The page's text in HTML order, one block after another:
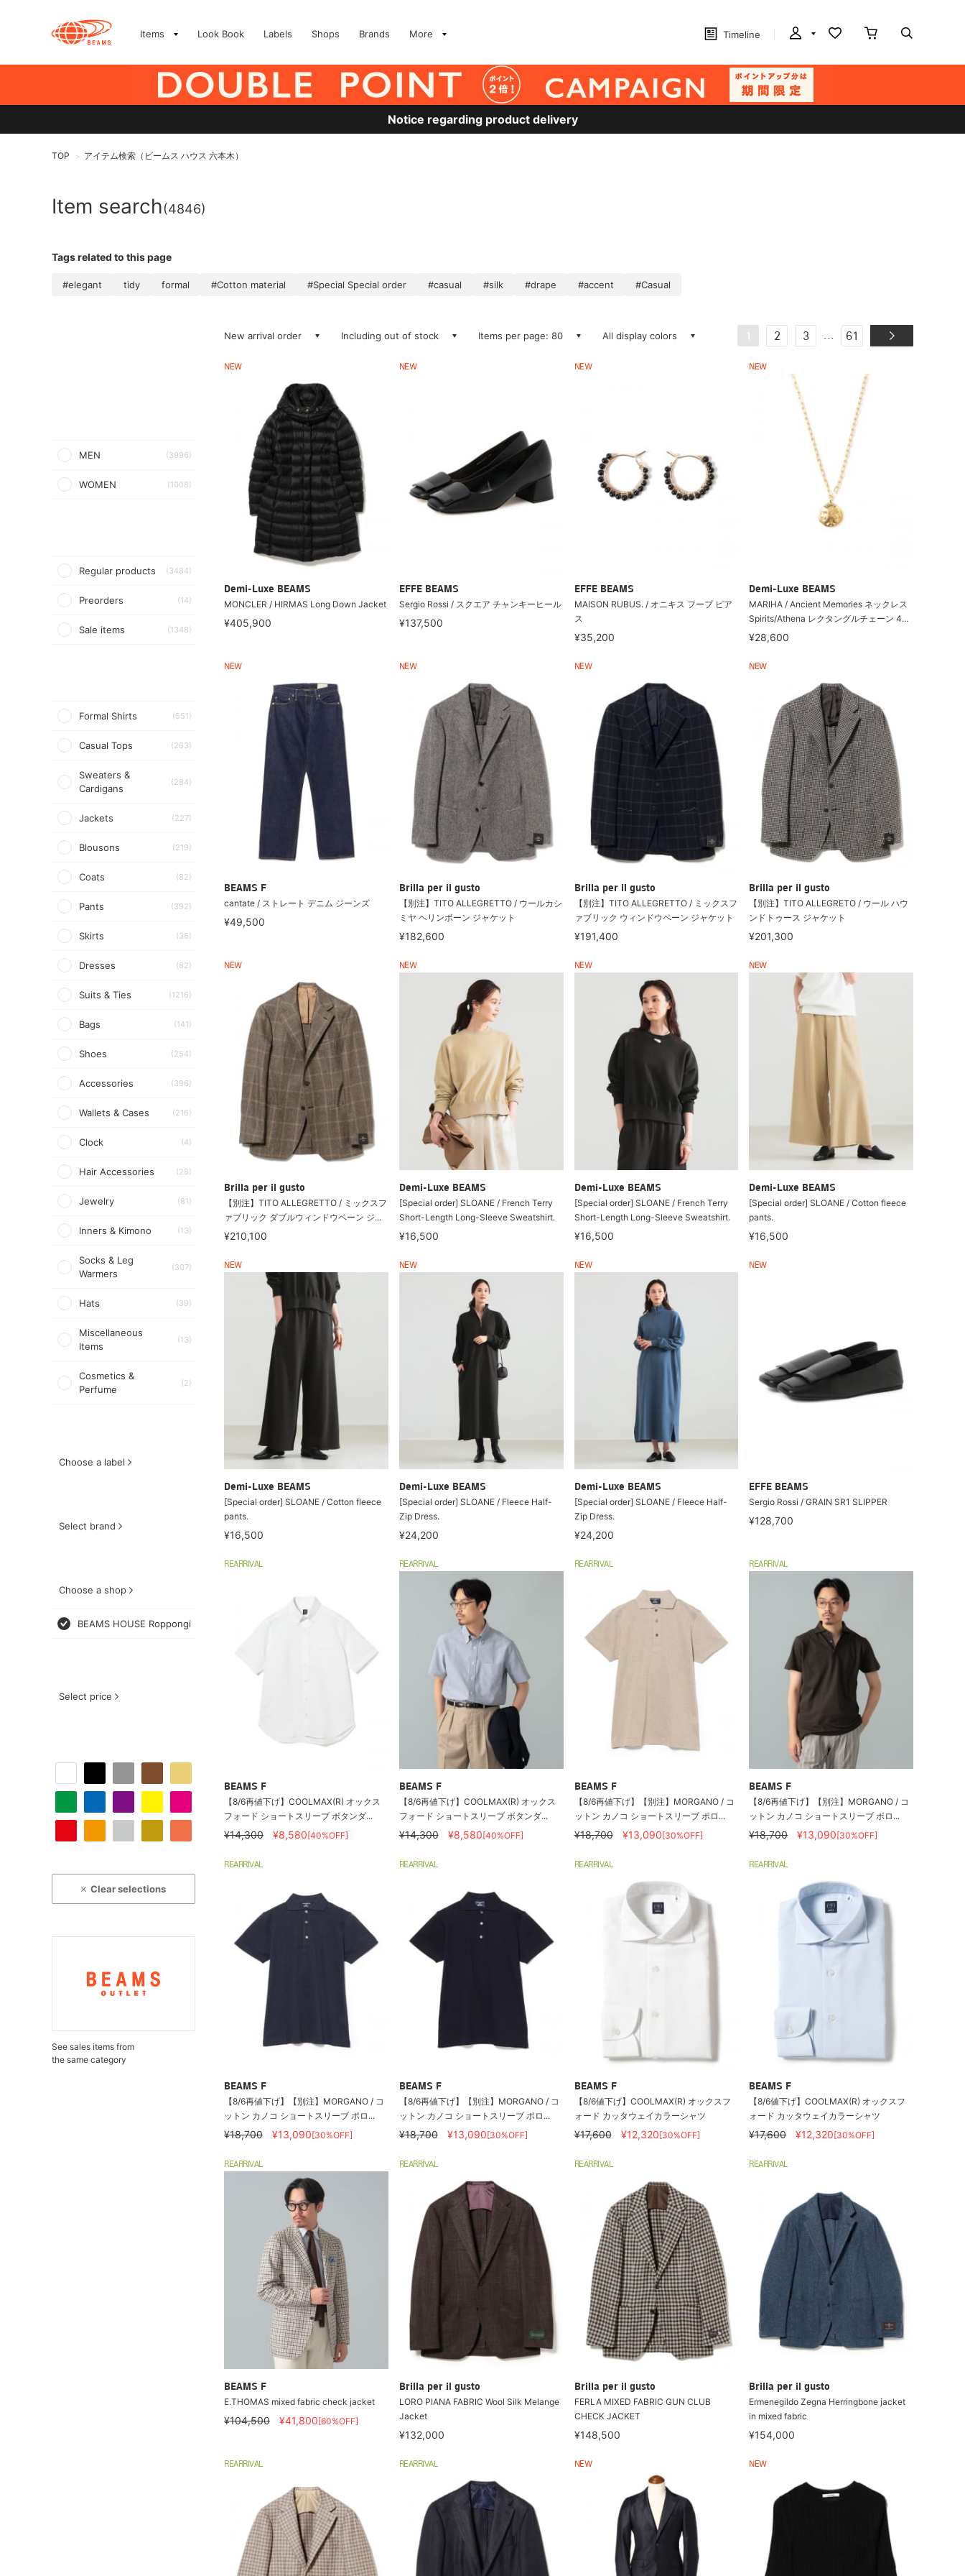
Items Look Book Labels Shops Brands More Timeline
Notice regarding product delivery
TOP > アイテム検索（ビームス ハウス 六本木）
Item search(4846)
Tags related to this page
#elegant tidy formal #Cotton material #Special Special order #casual #silk #drape #accent #Casual
MEN (3996)
WOMEN (1008)
Regular products (3484)
Preorders (14)
Sale items (1348)
Formal Shirts (551)
Casual Tops (263)
Sweaters &
Cardigans
(284)
Jackets (227)
Blousons (219)
Coats (82)
Pants (392)
Skirts (36)
Dresses (82)
Suits & Ties (1216)
Bags (141)
Shoes (254)
Accessories (396)
Wallets & Cases (216)
Clock (4)
Hair Accessories (28)
Jewelry (81)
Inners & Kimono (13)
Socks & Leg
Warmers
(307)
Hats (39)
Miscellaneous
Items
(13)
Cosmetics &
Perfume
(2)
Choose a label
Select brand
Choose a shop
BEAMS HOUSE Roppongi
Select price
Clear selections
See sales items from
the same category
New arrival order Including out of stock Items per page: 80 All display colors 1 2 3 ... 61
NEW
Demi-Luxe BEAMS
MONCLER / HIRMAS Long Down Jacket
¥405,900
NEW
EFFE BEAMS
Sergio Rossi / スクエア チャンキーヒール
¥137,500
NEW
EFFE BEAMS
MAISON RUBUS. / オニキス フープ ピア
ス
¥35,200
NEW
Demi-Luxe BEAMS
MARIHA / Ancient Memories ネックレス
Spirits/Athena レクタングルチェーン 4...
¥28,600
NEW
BEAMS F
cantate / ストレート デニム ジーンズ
¥49,500
NEW
Brilla per il gusto
【別注】TITO ALLEGRETTO / ウールカシ
ミヤ ヘリンボーン ジャケット
¥182,600
NEW
Brilla per il gusto
【別注】TITO ALLEGRETTO / ミックスフ
ァブリック ウィンドウペーン ジャケット
¥191,400
NEW
Brilla per il gusto
【別注】TITO ALLEGRETO / ウール ハウ
ンドトゥース ジャケット
¥201,300
NEW
Brilla per il gusto
【別注】TITO ALLEGRETTO / ミックスフ
ァブリック ダブルウィンドウペーン ジ...
¥210,100
NEW
Demi-Luxe BEAMS
[Special order] SLOANE / French Terry
Short-Length Long-Sleeve Sweatshirt.
¥16,500
NEW
Demi-Luxe BEAMS
[Special order] SLOANE / French Terry
Short-Length Long-Sleeve Sweatshirt.
¥16,500
NEW
Demi-Luxe BEAMS
[Special order] SLOANE / Cotton fleece
pants.
¥16,500
NEW
Demi-Luxe BEAMS
[Special order] SLOANE / Cotton fleece
pants.
¥16,500
NEW
Demi-Luxe BEAMS
[Special order] SLOANE / Fleece Half-
Zip Dress.
¥24,200
NEW
Demi-Luxe BEAMS
[Special order] SLOANE / Fleece Half-
Zip Dress.
¥24,200
NEW
EFFE BEAMS
Sergio Rossi / GRAIN SR1 SLIPPER
¥128,700
REARRIVAL
BEAMS F
【8/6再値下げ】COOLMAX(R) オックス
フォード ショートスリーブ ボタンダ...
¥14,300 ¥8,580[40%OFF]
REARRIVAL
BEAMS F
【8/6再値下げ】COOLMAX(R) オックス
フォード ショートスリーブ ボタンダ...
¥14,300 ¥8,580[40%OFF]
REARRIVAL
BEAMS F
【8/6再値下げ】【別注】MORGANO / コ
ットン カノコ ショートスリーブ ポロ...
¥18,700 ¥13,090[30%OFF]
REARRIVAL
BEAMS F
【8/6再値下げ】【別注】MORGANO / コ
ットン カノコ ショートスリーブ ポロ...
¥18,700 ¥13,090[30%OFF]
REARRIVAL
BEAMS F
【8/6再値下げ】【別注】MORGANO / コ
ットン カノコ ショートスリーブ ポロ...
¥18,700 ¥13,090[30%OFF]
REARRIVAL
BEAMS F
【8/6再値下げ】【別注】MORGANO / コ
ットン カノコ ショートスリーブ ポロ...
¥18,700 ¥13,090[30%OFF]
REARRIVAL
BEAMS F
【8/6値下げ】COOLMAX(R) オックスフ
ォード カッタウェイカラーシャツ
¥17,600 ¥12,320[30%OFF]
REARRIVAL
BEAMS F
【8/6値下げ】COOLMAX(R) オックスフ
ォード カッタウェイカラーシャツ
¥17,600 ¥12,320[30%OFF]
REARRIVAL
BEAMS F
E.THOMAS mixed fabric check jacket
¥104,500 ¥41,800[60%OFF]
REARRIVAL
Brilla per il gusto
LORO PIANA FABRIC Wool Silk Melange
Jacket
¥132,000
REARRIVAL
Brilla per il gusto
FERLA MIXED FABRIC GUN CLUB
CHECK JACKET
¥148,500
REARRIVAL
Brilla per il gusto
Ermenegildo Zegna Herringbone jacket
in mixed fabric
¥154,000
REARRIVAL REARRIVAL NEW NEW